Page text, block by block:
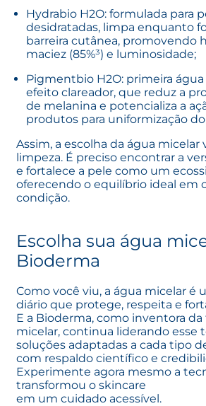
Hydrabio H2O: formulada para
desidratadas, limpa enquanto
barreira cutânea, promovendo
maciez (85%³) e luminosidade;
Pigmentbio H2O: primeira
efeito clareador, que reduz a
de melanina e potencializa a
produtos para uniformização
Assim, a escolha da água micelar
limpeza. É preciso encontrar a
e fortalece a pele como um
oferecendo o equilíbrio ideal em
condição.
Escolha sua água
Bioderma
Como você viu, a água micelar é
diário que protege, respeita e
E a Bioderma, como inventora
micelar, continua liderando esse
soluções adaptadas a cada tipo
com respaldo científico e
Experimente agora mesmo a
transformou o skincare
em um cuidado acessível.